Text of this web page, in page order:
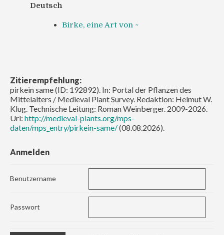
Deutsch
Birke, eine Art von ~
Zitierempfehlung:
pirkein same (ID: 192892). In: Portal der Pflanzen des
Mittelalters / Medieval Plant Survey. Redaktion: Helmut W.
Klug. Technische Leitung: Roman Weinberger. 2009-2026.
Url: http://medieval-plants.org/mps-
daten/mps_entry/pirkein-same/(08.08.2026).
Anmelden
Benutzername
Passwort